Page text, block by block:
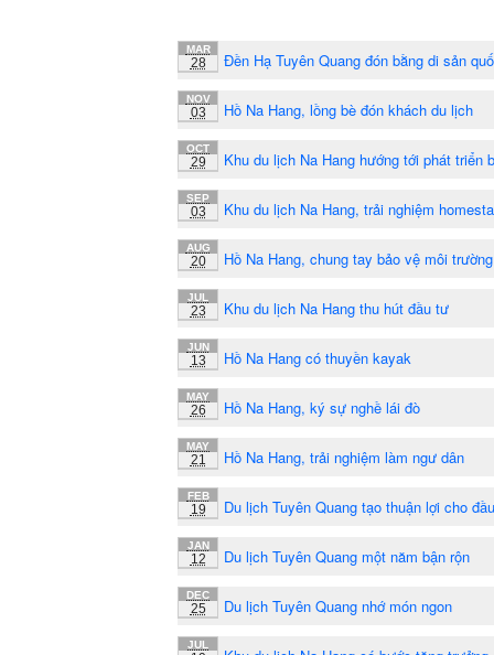
MAR
28 Đền Hạ Tuyên Quang đón bằng di sản
NOV
03 Hồ Na Hang, lồng bè đón khách du lịch
OCT
29 Khu du lịch Na Hang hướng tới phát triển
SEP
03 Khu du lịch Na Hang, trải nghiệm
AUG
20 Hồ Na Hang, chung tay bảo vệ môi trường
JUL
23 Khu du lịch Na Hang thu hút đầu tư
JUN
13 Hồ Na Hang có thuyền kayak
MAY
26 Hồ Na Hang, ký sự nghề lái đò
MAY
21 Hồ Na Hang, trải nghiệm làm ngư dân
FEB
19 Du lịch Tuyên Quang tạo thuận lợi cho
JAN
12 Du lịch Tuyên Quang một năm bận rộn
DEC
25 Du lịch Tuyên Quang nhớ món ngon
JUL